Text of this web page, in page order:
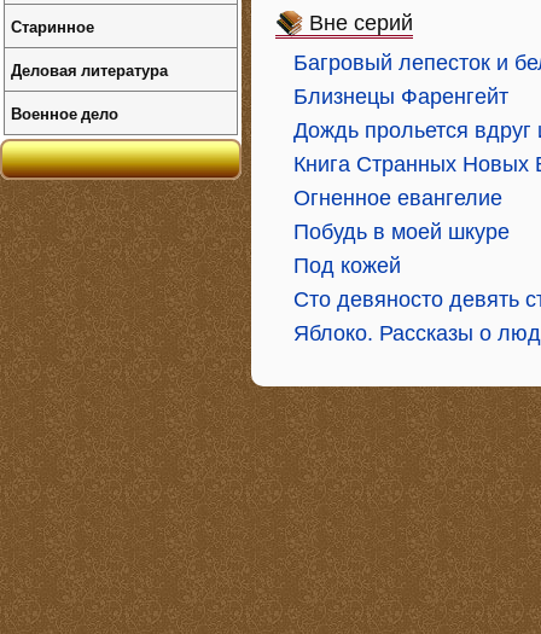
Вне серий
Багровый лепесток и
Близнецы Фаренгейт
Дождь прольется вдруг
Книга Странных Новых
Огненное евангелие
Побудь в моей шкуре
Под кожей
Сто девяносто девять
Яблоко. Рассказы о
Старинное
Деловая литература
Военное дело